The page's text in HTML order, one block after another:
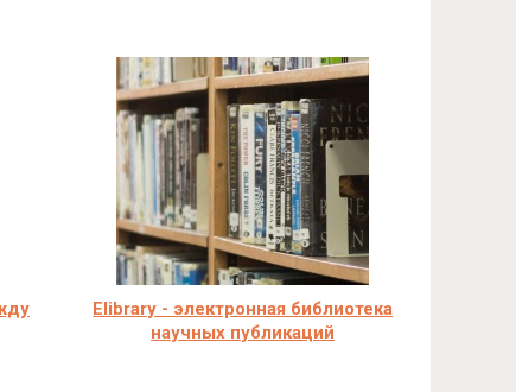
Elibrary - электронная библиотека
научных публикаций